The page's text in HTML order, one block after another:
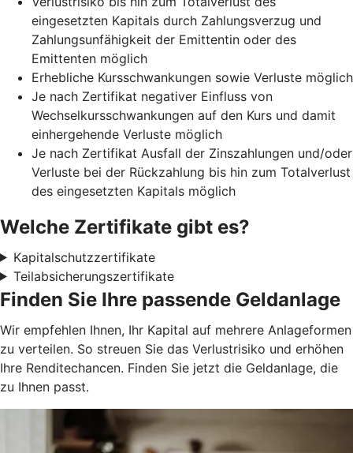
eingesetzten Kapitals durch Zahlungsverzug und
Zahlungsunfähigkeit der Emittentin oder des
Emittenten möglich
Erhebliche Kursschwankungen sowie Verluste möglich
Je nach Zertifikat negativer Einfluss von
Wechselkursschwankungen auf den Kurs und damit
einhergehende Verluste möglich
Je nach Zertifikat Ausfall der Zinszahlungen und/oder
Verluste bei der Rückzahlung bis hin zum Totalverlust
des eingesetzten Kapitals möglich
Welche Zertifikate gibt es?
Kapitalschutzzertifikate
Teilabsicherungszertifikate
Finden Sie Ihre passende Geldanlage
Wir empfehlen Ihnen, Ihr Kapital auf mehrere Anlageformen
zu verteilen. So streuen Sie das Verlustrisiko und erhöhen
Ihre Renditechancen. Finden Sie jetzt die Geldanlage, die
zu Ihnen passt.